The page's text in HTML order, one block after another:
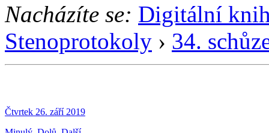
Nacházíte se: Digitální
Stenoprotokoly › 34.
Čtvrtek 26. září 2019